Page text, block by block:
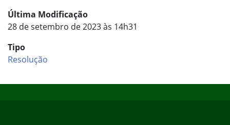
Última Modificação
28 de setembro de 2023 às 14h31
Tipo
Resolução